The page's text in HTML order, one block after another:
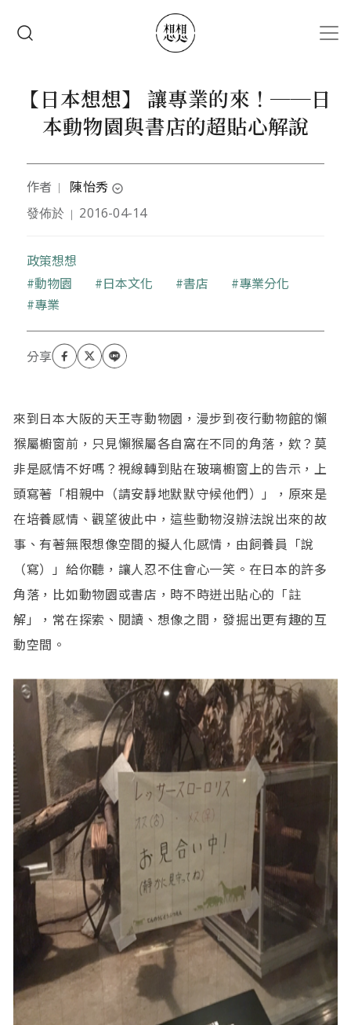
【日本想想】 讓專業的來！──日
本動物園與書店的超貼心解說
作者 ｜ 陳怡秀 expand_circle_down
曾任影音記者、文字記者，現暫居日本，立志以浪漫
發佈於 ｜ 2016-04-14
政策想想
關鍵字
動物園 日本文化 書店
專業分化
專業
來到日本大阪的天王寺動物園，漫步到夜行動物館的懶
猴屬櫥窗前，只見懶猴屬各自窩在不同的角落，欸？莫
非是感情不好嗎？視線轉到貼在玻璃櫥窗上的告示，上
頭寫著「相親中（請安靜地默默守候他們）」，原來是
在培養感情、觀望彼此中，這些動物沒辦法說出來的故
事、有著無限想像空間的擬人化感情，由飼養員「說
（寫）」給你聽，讓人忍不住會心一笑。在日本的許多
角落，比如動物園或書店，時不時迸出貼心的「註
解」，常在探索、閱讀、想像之間，發掘出更有趣的互
動空間。